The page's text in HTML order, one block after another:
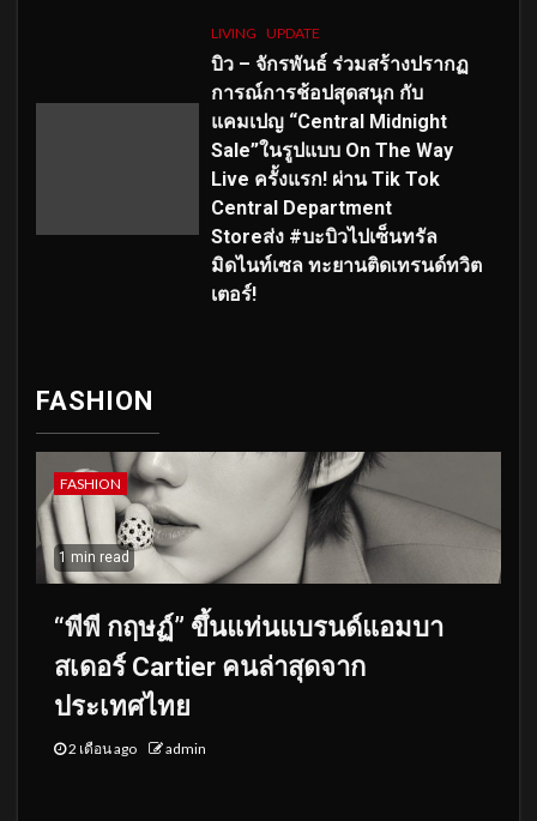
LIVING UPDATE
บิว – จักรพันธ์ ร่วมสร้างปรากฏ
การณ์การช้อปสุดสนุก กับ
แคมเปญ “Central Midnight
Sale”ในรูปแบบ On The Way
Live ครั้งแรก! ผ่าน Tik Tok
Central Department
Storeส่ง #บะบิวไปเซ็นทรัล
มิดไนท์เซล ทะยานติดเทรนด์ทวิต
เตอร์!
FASHION
FASHION
1 min read
“พีพี กฤษฏ์” ขึ้นแท่นแบรนด์แอมบา
สเดอร์ Cartier คนล่าสุดจาก
ประเทศไทย
2 เดือน ago admin